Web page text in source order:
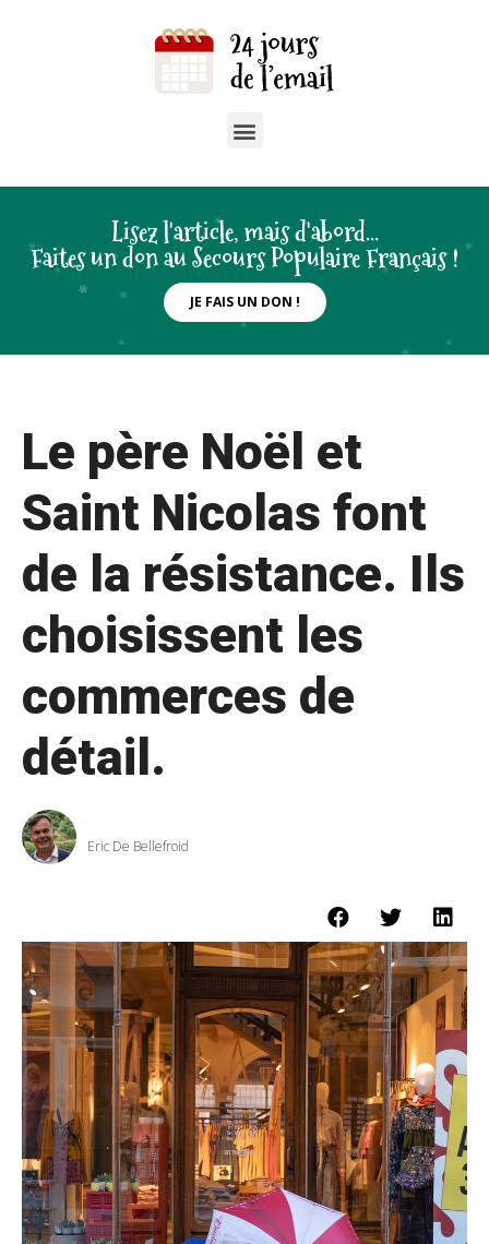
Lisez l'article, mais d'abord...
Faites un don au Secours Populaire Français !
JE FAIS UN DON !
Le père Noël et
Saint Nicolas font
de la résistance. Ils
choisissent les
commerces de
détail.
Eric De Bellefroid